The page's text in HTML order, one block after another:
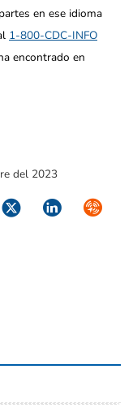
en ese idioma
1-800-CDC-INFO
encontrado en
del 2023
TwitterLinkedIn